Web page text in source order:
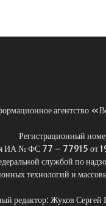
агентство
Регистрационный
ИА № ФС 77 – 77915 от
службой по
технологий и
редактор: Жуков Сергей